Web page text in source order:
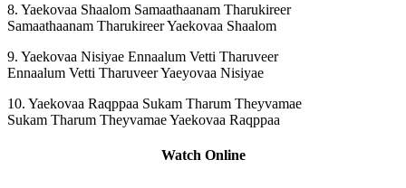
8. Yaekovaa Shaalom Samaathaanam Tharukireer
Samaathaanam Tharukireer Yaekovaa Shaalom
9. Yaekovaa Nisiyae Ennaalum Vetti Tharuveer
Ennaalum Vetti Tharuveer Yaeyovaa Nisiyae
10. Yaekovaa Raqppaa Sukam Tharum Theyvamae
Sukam Tharum Theyvamae Yaekovaa Raqppaa
Watch Online